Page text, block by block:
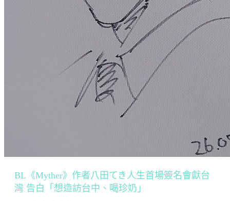
BL《Myther》作者八田てき人生首場簽名會獻台
灣 告白「想造訪台中、喝珍奶」